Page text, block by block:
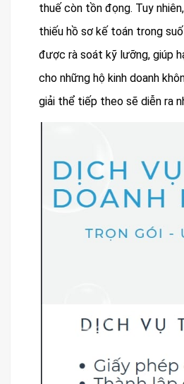
thuế còn tồn đọng. Tuy
thiếu hồ sơ kế toán trong
được rà soát kỹ lưỡng, giúp
cho những hộ kinh doanh
giải thể tiếp theo sẽ diễn ra